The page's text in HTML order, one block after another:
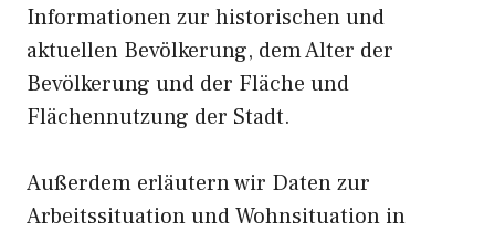
Informationen zur historischen und
aktuellen Bevölkerung, dem Alter der
Bevölkerung und der Fläche und
Flächennutzung der Stadt.
Außerdem erläutern wir Daten zur
Arbeitssituation und Wohnsituation in